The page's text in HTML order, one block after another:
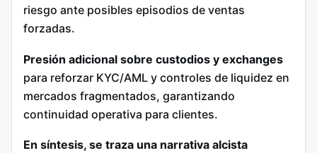
riesgo ante posibles episodios de ventas
forzadas.
Presión adicional sobre custodios y exchanges
para reforzar KYC/AML y controles de liquidez en
mercados fragmentados, garantizando
continuidad operativa para clientes.
En síntesis, se traza una narrativa alcista